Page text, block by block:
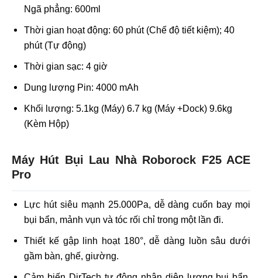
Ngã phẳng: 600ml
Thời gian hoạt động: 60 phút (Chế độ tiết kiệm); 40
phút (Tự động)
Thời gian sạc: 4 giờ
Dung lượng Pin: 4000 mAh
Khối lượng: 5.1kg (Máy) 6.7 kg (Máy +Dock) 9.6kg
(Kèm Hộp)
Máy Hút Bụi Lau Nhà Roborock F25 ACE
Pro
Lực hút siêu mạnh 25.000Pa, dễ dàng cuốn bay mọi
bụi bẩn, mảnh vụn và tóc rối chỉ trong một lần đi.
Thiết kế gập linh hoạt 180°, dễ dàng luồn sâu dưới
gầm bàn, ghế, giường.